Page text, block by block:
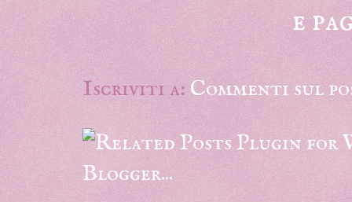
e
Iscriviti a: Commenti sul